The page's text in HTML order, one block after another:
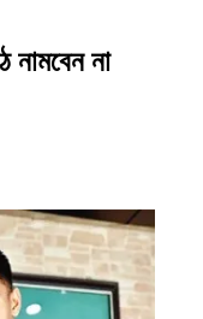
নামবেন না